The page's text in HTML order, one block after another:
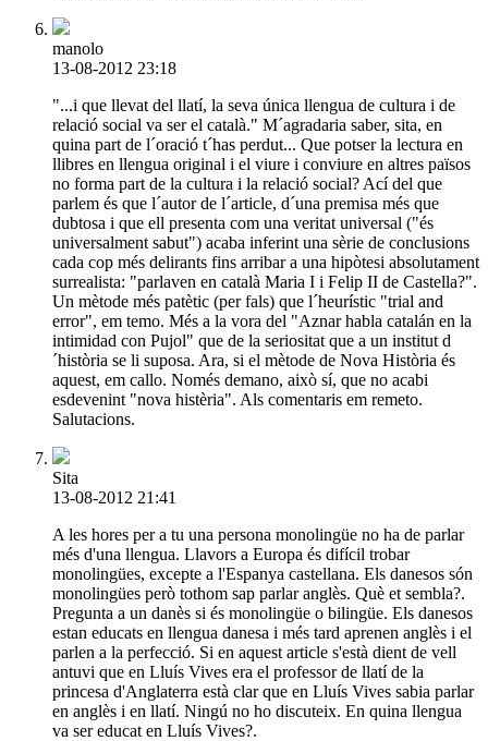
manolo
13-08-2012 23:18
"...i que llevat del llatí, la seva única llengua de cultura i de
relació social va ser el català." M´agradaria saber, sita, en
quina part de l´oració t´has perdut... Que potser la lectura en
llibres en llengua original i el viure i conviure en altres països
no forma part de la cultura i la relació social? Ací del que
parlem és que l´autor de l´article, d´una premisa més que
dubtosa i que ell presenta com una veritat universal ("és
universalment sabut") acaba inferint una sèrie de conclusions
cada cop més delirants fins arribar a una hipòtesi absolutament
surrealista: "parlaven en català Maria I i Felip II de Castella?".
Un mètode més patètic (per fals) que l´heurístic "trial and
error", em temo. Més a la vora del "Aznar habla catalán en la
intimidad con Pujol" que de la seriositat que a un institut d
´història se li suposa. Ara, si el mètode de Nova Història és
aquest, em callo. Només demano, això sí, que no acabi
esdevenint "nova histèria". Als comentaris em remeto.
Salutacions.
Sita
13-08-2012 21:41
A les hores per a tu una persona monolingüe no ha de parlar
més d'una llengua. Llavors a Europa és difícil trobar
monolingües, excepte a l'Espanya castellana. Els danesos són
monolingües però tothom sap parlar anglès. Què et sembla?.
Pregunta a un danès si és monolingüe o bilingüe. Els danesos
estan educats en llengua danesa i més tard aprenen anglès i el
parlen a la perfecció. Si en aquest article s'està dient de vell
antuvi que en Lluís Vives era el professor de llatí de la
princesa d'Anglaterra està clar que en Lluís Vives sabia parlar
en anglès i en llatí. Ningú no ho discuteix. En quina llengua
va ser educat en Lluís Vives?.